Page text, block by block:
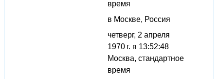
время
в Москве, Россия
четверг, 2 апреля
1970 г. в 13:52:48
Москва, стандартное
время